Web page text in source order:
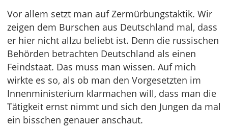
Vor allem setzt man auf Zermürbungstaktik. Wir
zeigen dem Burschen aus Deutschland mal, dass
er hier nicht allzu beliebt ist. Denn die russischen
Behörden betrachten Deutschland als einen
Feindstaat. Das muss man wissen. Auf mich
wirkte es so, als ob man den Vorgesetzten im
Innenministerium klarmachen will, dass man die
Tätigkeit ernst nimmt und sich den Jungen da mal
ein bisschen genauer anschaut.